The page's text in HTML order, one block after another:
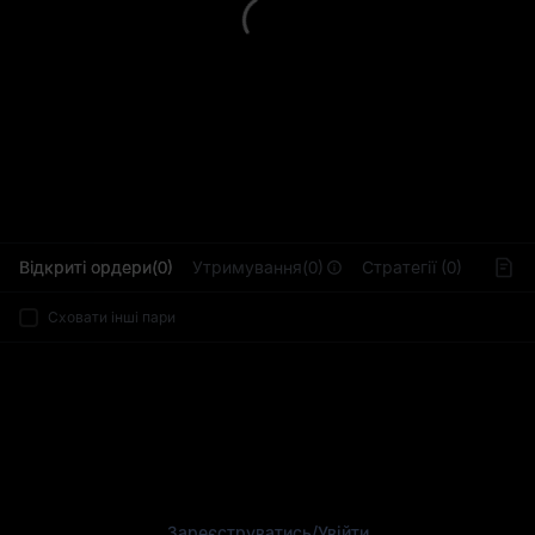
Відкриті ордери(0) Утримування(0) Стратегії (0)
Сховати інші пари